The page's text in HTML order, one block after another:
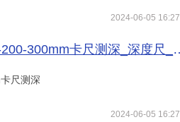
2024-06-05 16:27
深度尺_卡尺_量具/量仪_供应_数控刀具网
尺测深
2024-06-05 16:27